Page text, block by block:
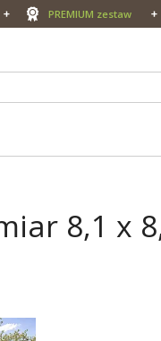
PREMIUM zestaw
8,1 x